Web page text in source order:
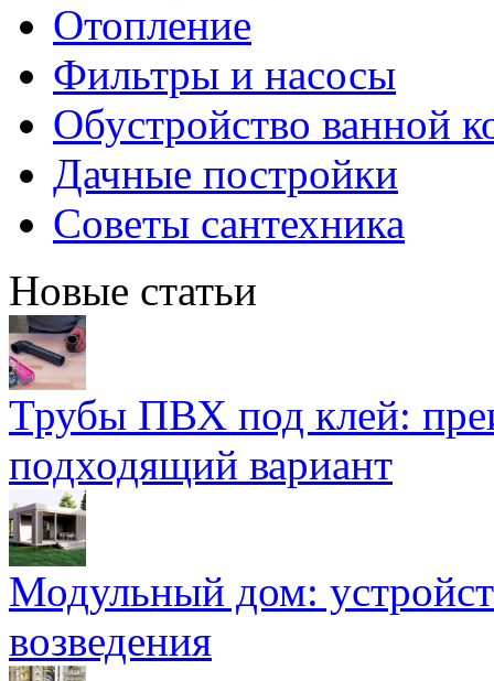
Отопление
Фильтры и насосы
Обустройство ванной
Дачные постройки
Советы сантехника
Новые статьи
Трубы ПВХ под клей:
подходящий вариант
Модульный дом:
возведения